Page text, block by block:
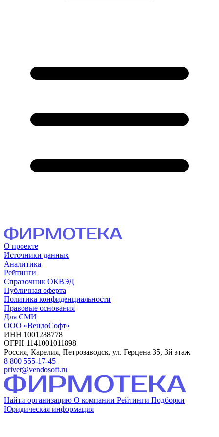
О проекте
Источники данных
Аналитика
Рейтинги
Справочник ОКВЭД
Публичная оферта
Политика конфиденциальности
Правовые основания
Для СМИ
ООО «ВендоСофт»
ИНН 1001288778
ОГРН 1141001011898
Россия, Карелия, Петрозаводск, ул. Герцена 35, 3й этаж
8 800 555-17-45
privet@vendosoft.ru
Найти организацию О компании Рейтинги Подборки
Юридическая информация